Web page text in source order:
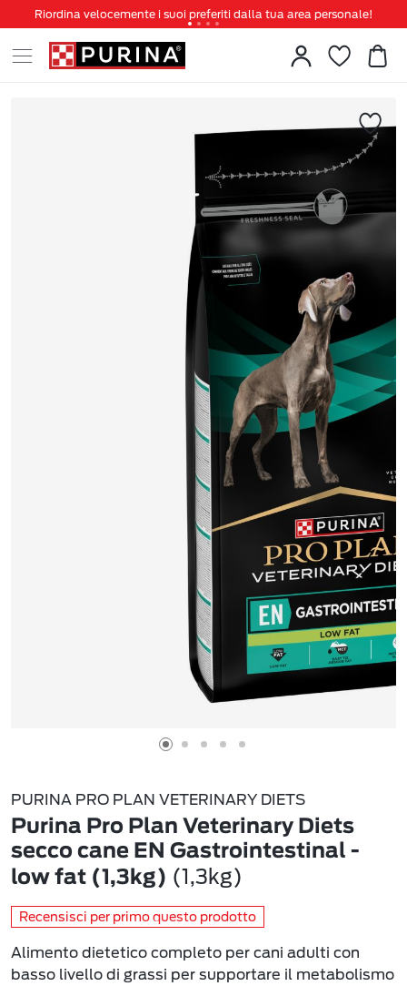
Riordina velocemente i suoi preferiti dalla tua area personale!
Tanti sconti e novità ti aspettano, non perderteli!
Spedizione gratuita a partire da 49 €
PURINA PRO PLAN VETERINARY DIETS
Purina Pro Plan Veterinary Diets
secco cane EN Gastrointestinal -
low fat (1,3kg) (1,3kg)
Recensisci per primo questo prodotto
Alimento dietetico completo per cani adulti con
basso livello di grassi per supportare il metabolismo